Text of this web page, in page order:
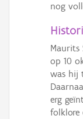
nog
Maurits
op 10
was hij
erg
folklore